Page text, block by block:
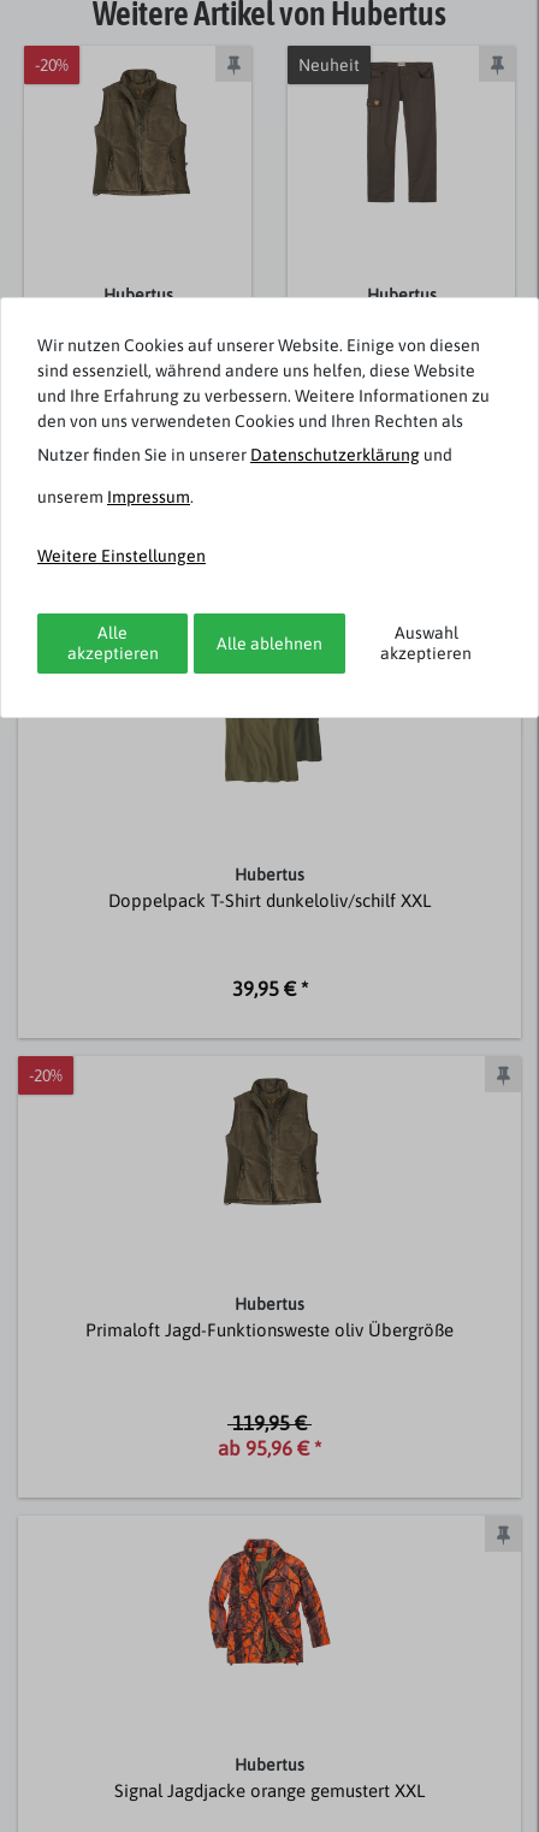
Weitere Artikel von Hubertus
-20%
Hubertus
Funktionsweste oliv
Übergröße
119,95 €
Neuheit
Hubertus
Jagd-Jeans
dunkelbraun
59,95 € *
Passend dazu
Hubertus
Doppelpack T-Shirt dunkeloliv/schilf XXL
39,95 € *
-20%
Hubertus
Primaloft Jagd-Funktionsweste oliv Übergröße
119,95 €
ab 95,96 € *
Hubertus
Signal Jagdjacke orange gemustert XXL
Wir nutzen Cookies auf unserer Website. Einige von diesen
sind essenziell, während andere uns helfen, diese Website
und Ihre Erfahrung zu verbessern. Weitere Informationen zu
den von uns verwendeten Cookies und Ihren Rechten als
Nutzer finden Sie in unserer Daten­schutz­erklärung und
unserem Impressum.
Weitere Einstellungen
Alle
akzeptieren
Alle ablehnen
Auswahl
akzeptieren